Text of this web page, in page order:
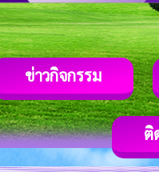
ข่าวกิจกรรม
ติ